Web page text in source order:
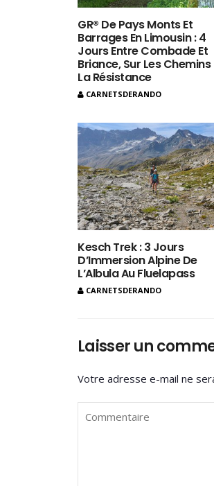
GR® De Pays Monts Et
Barrages En Limousin : 4
Jours Entre Combade Et
Briance, Sur Les Chemins
La Résistance
CARNETSDERANDO
Kesch Trek : 3 Jours
D’Immersion Alpine De
L’Albula Au Fluelapass
CARNETSDERANDO
Laisser un
Votre adresse e-mail ne